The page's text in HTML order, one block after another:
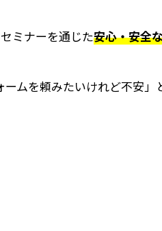
ミナーを通じた安心・安全
ームを頼みたいけれど不安